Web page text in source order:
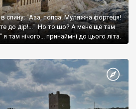
спину: "Ааа, попса! Муляжна фортеця!
до дір!..." Но то шо? А мене ще там
там нічого... принаймні до цього літа.